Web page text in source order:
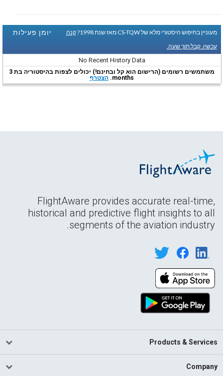
יומן פעילות מעוניין בחיפוש היסטורי מלא של CS-TQW מאז שנת 1998?
קנה
עכשיו. קבל תוך שעה.
No Recent History Data
משתמשים רשומים (הרישום הוא קל ובחינם!) יכולים לצפות בהיסטוריה בת 3
months. הצטרף
FlightAware provides accurate real-time,
historical and predictive flight insights to all
segments of the aviation industry.
Products & Services
Company